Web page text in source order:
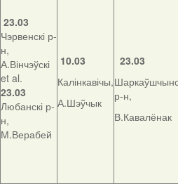
23.03
Чэрвенскі р-
н,
А.Вінчэўскі
et al.
23.03
Любанскі р-
н,
М.Верабей
10.03
Калінкавічы,
А.Шэўчык
23.03
р-н,
В.Кавалёнак